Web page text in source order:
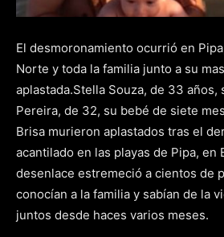
El desmoronamiento ocurrió en
Norte y toda la familia junto a su
aplastada.Stella Souza, de 33 años,
Pereira, de 32, su bebé de siete
Brisa murieron aplastados tras el
acantilado en las playas de Pipa, en
desenlace estremeció a cientos de
conocían a la familia y sabían de la
juntos desde haces varios meses.